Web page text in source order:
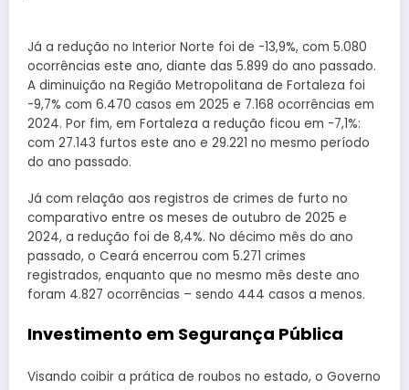
Já a redução no Interior Norte foi de -13,9%, com 5.080
ocorrências este ano, diante das 5.899 do ano passado.
A diminuição na Região Metropolitana de Fortaleza foi
-9,7% com 6.470 casos em 2025 e 7.168 ocorrências em
2024. Por fim, em Fortaleza a redução ficou em -7,1%:
com 27.143 furtos este ano e 29.221 no mesmo período
do ano passado.
Já com relação aos registros de crimes de furto no
comparativo entre os meses de outubro de 2025 e
2024, a redução foi de 8,4%. No décimo mês do ano
passado, o Ceará encerrou com 5.271 crimes
registrados, enquanto que no mesmo mês deste ano
foram 4.827 ocorrências – sendo 444 casos a menos.
Investimento em Segurança Pública
Visando coibir a prática de roubos no estado, o Governo